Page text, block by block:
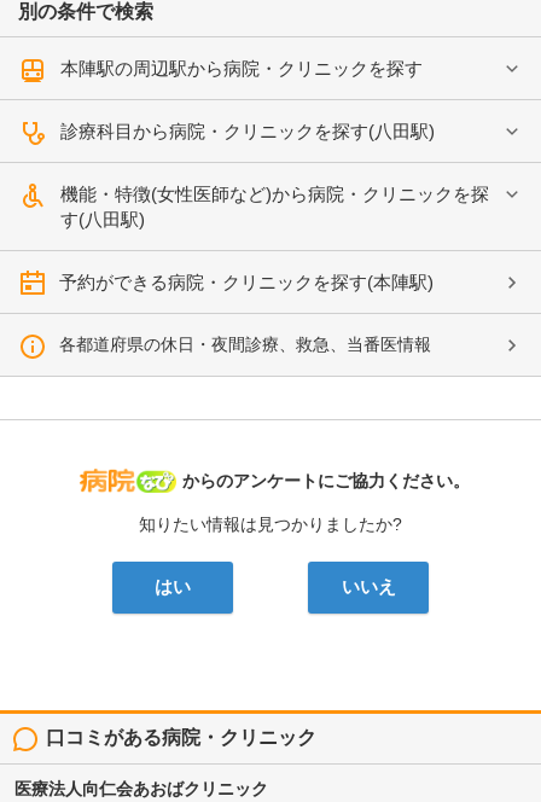
別の条件で検索
本陣駅の周辺駅から病院・クリニックを探す
診療科目から病院・クリニックを探す(八田駅)
機能・特徴(女性医師など)から病院・クリニックを探
す(八田駅)
予約ができる病院・クリニックを探す(本陣駅)
各都道府県の休日・夜間診療、救急、当番医情報
病院なび
からのアンケートにご協力ください。
知りたい情報は見つかりましたか?
はい いいえ
口コミがある病院・クリニック
医療法人向仁会あおばクリニック